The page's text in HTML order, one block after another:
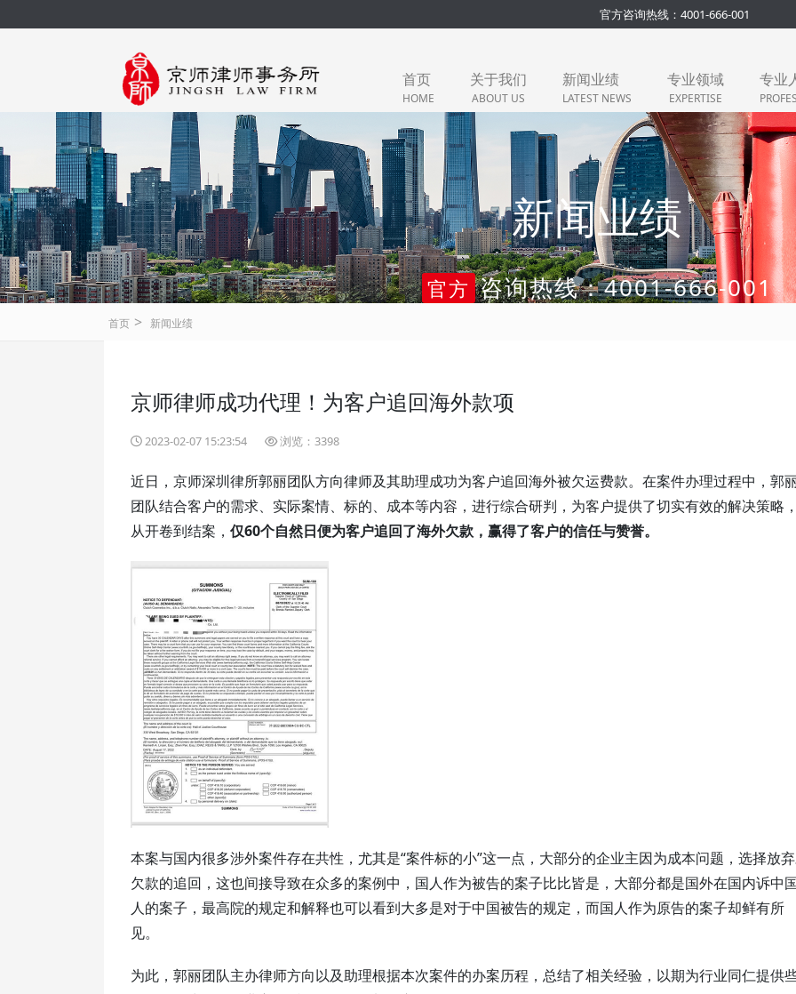
官方咨询热线：4001-666-001
首页
HOME
关于我们
ABOUT US
新闻业绩
LATEST NEWS
专业领域
EXPERTISE
专业
新闻业绩
官方 咨询热线：4001-666-001
首页 > 新闻业绩
京师律师成功代理！为客户追回海外款项
2023-02-07 15:23:54 浏览：3398
近日，京师深圳律所郭丽团队方向律师及其助理成功为客户追回海外被欠运费款。在案件办理过程中，郭
团队结合客户的需求、实际案情、标的、成本等内容，进行综合研判，为客户提供了切实有效的解决策略，
从开卷到结案， 仅60个自然日便为客户追回了海外欠款，赢得了客户的信任与赞誉。
本案与国内很多涉外案件存在共性，尤其是“案件标的小”这一点，大部分的企业主因为成本问题，选择放
欠款的追回，这也间接导致在众多的案例中，国人作为被告的案子比比皆是，大部分都是国外在国内诉中
人的案子，最高院的规定和解释也可以看到大多是对于中国被告的规定，而国人作为原告的案子却鲜有所
见。
为此，郭丽团队主办律师方向以及助理根据本次案件的办案历程，总结了相关经验，以期为行业同仁提供